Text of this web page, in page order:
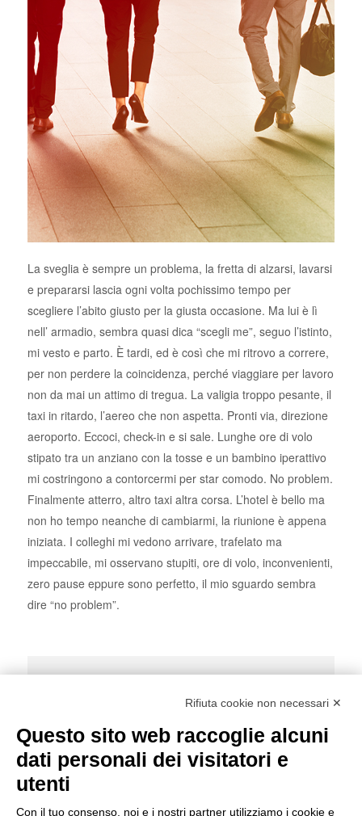
La sveglia è sempre un problema, la fretta di alzarsi, lavarsi
e prepararsi lascia ogni volta pochissimo tempo per
scegliere l’abito giusto per la giusta occasione. Ma lui è lì
nell’ armadio, sembra quasi dica “scegli me”, seguo l’istinto,
mi vesto e parto. È tardi, ed è così che mi ritrovo a correre,
per non perdere la coincidenza, perché viaggiare per lavoro
non da mai un attimo di tregua. La valigia troppo pesante, il
taxi in ritardo, l’aereo che non aspetta. Pronti via, direzione
aeroporto. Eccoci, check-in e si sale. Lunghe ore di volo
stipato tra un anziano con la tosse e un bambino iperattivo
mi costringono a contorcermi per star comodo. No problem.
Finalmente atterro, altro taxi altra corsa. L’hotel è bello ma
non ho tempo neanche di cambiarmi, la riunione è appena
iniziata. I colleghi mi vedono arrivare, trafelato ma
impeccabile, mi osservano stupiti, ore di volo, inconvenienti,
zero pause eppure sono perfetto, il mio sguardo sembra
dire “no problem”.
CASHMERE
Rifiuta cookie non necessari ✕
Questo sito web raccoglie alcuni
dati personali dei visitatori e
utenti
Con il tuo consenso, noi e i nostri partner utilizziamo i cookie e